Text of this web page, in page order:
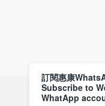
訂閱惠康
Subscribe to
WhatApp